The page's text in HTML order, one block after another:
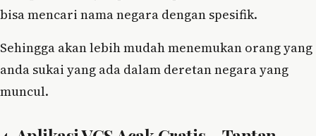
bisa mencari nama negara dengan spesifik.
Sehingga akan lebih mudah menemukan orang yang
anda sukai yang ada dalam deretan negara yang
muncul.